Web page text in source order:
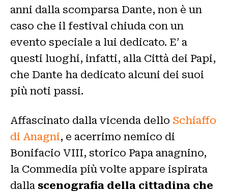
anni dalla scomparsa Dante, non è un
caso che il festival chiuda con un
evento speciale a lui dedicato. E’ a
questi luoghi, infatti, alla Città dei Papi,
che Dante ha dedicato alcuni dei suoi
più noti passi.
Affascinato dalla vicenda dello Schiaffo
di Anagni, e acerrimo nemico di
Bonifacio VIII, storico Papa anagnino,
la Commedia più volte appare ispirata
dalla scenografia della cittadina che